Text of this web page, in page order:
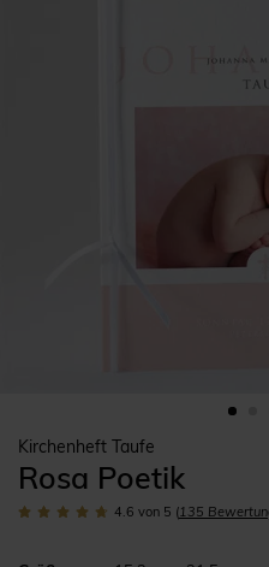
Kirchenheft Taufe
Rosa Poetik
4.6 von 5 (135